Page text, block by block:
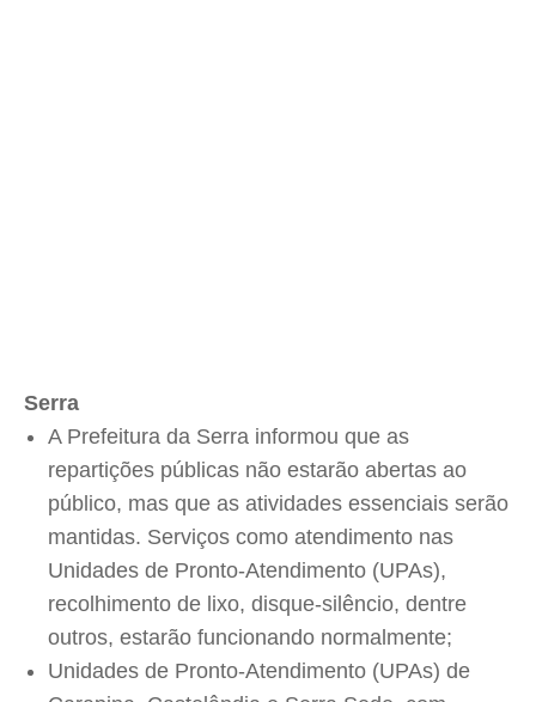
Serra
A Prefeitura da Serra informou que as
repartições públicas não estarão abertas ao
público, mas que as atividades essenciais serão
mantidas. Serviços como atendimento nas
Unidades de Pronto-Atendimento (UPAs),
recolhimento de lixo, disque-silêncio, dentre
outros, estarão funcionando normalmente;
Unidades de Pronto-Atendimento (UPAs) de